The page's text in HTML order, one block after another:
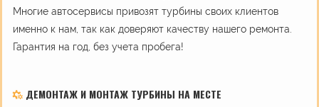
Многие автосервисы привозят турбины своих клиентов
именно к нам, так как доверяют качеству нашего ремонта.
Гарантия на год, без учета пробега!
ДЕМОНТАЖ И МОНТАЖ ТУРБИНЫ НА МЕСТЕ